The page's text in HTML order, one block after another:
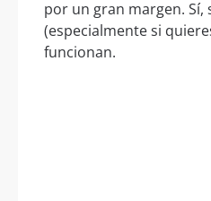
por un gran margen.
(especialmente si
funcionan.